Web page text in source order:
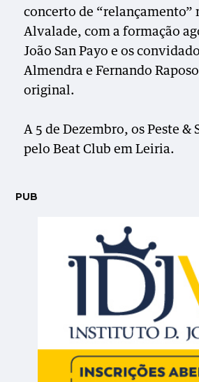
concerto de “relançamento”
Alvalade, com a formação
João San Payo e os
Almendra e Fernando
original.
A 5 de Dezembro, os Peste &
pelo Beat Club em Leiria.
PUB